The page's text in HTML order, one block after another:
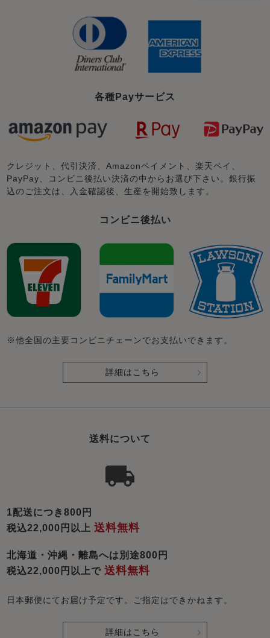
各種Payサービス
クレジット、代引決済、Amazonペイメント、楽天ペイ、
PayPay、コンビニ後払い決済の中からお選び下さい。銀行振
込のご注文は、入金確認後、生産を開始致します。
コンビニ後払い
※他全国の主要コンビニチェーンでお支払いできます。
詳細はこちら
送料について
1配送につき800円
税込22,000円以上送料無料
北海道・沖縄・離島へは別途800円
税込22,000円以上で送料無料
日本郵便にてお届け予定です。ご指定はできかねます。
詳細はこちら